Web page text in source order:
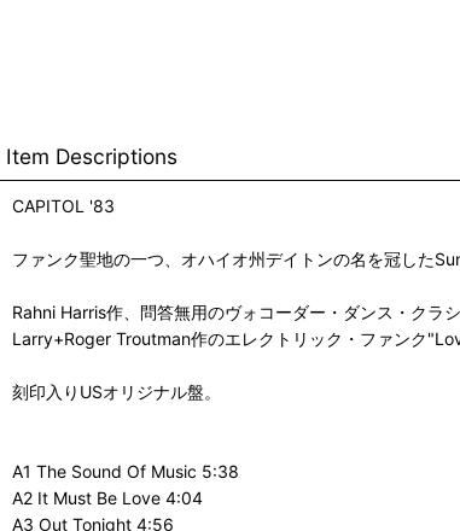
Item Descriptions
CAPITOL '83
ファンク聖地の一つ、オハイオ州デイトンの名を冠した
Rahni Harris作、問答無用のヴォコーダー・ダンス・クラ
Larry+Roger Troutman作のエレクトリック・ファンク
刻印入りUSオリジナル盤。
A1 The Sound Of Music 5:38
A2 It Must Be Love 4:04
A3 Out Tonight 4:56